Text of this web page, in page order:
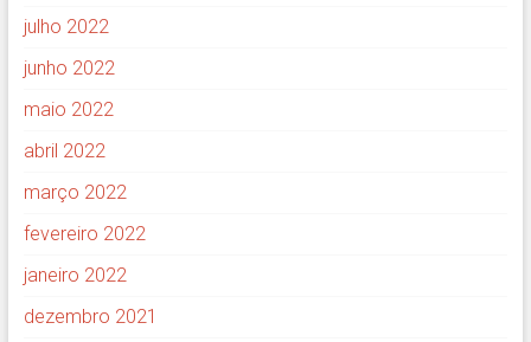
julho 2022
junho 2022
maio 2022
abril 2022
março 2022
fevereiro 2022
janeiro 2022
dezembro 2021